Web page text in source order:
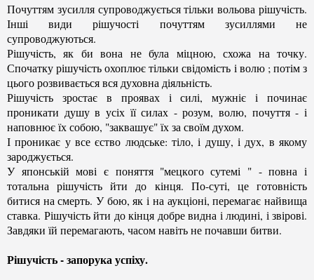
Почуттям зусилля супроводжується тільки вольова рішучість.
Інші види рішучості почуттям зусиллями не
супроводжуються.
Рішучість, як би вона не була міцною, схожа на точку.
Спочатку рішучість охоплює тільки свідомість і волю ; потім з
цього розвивається вся духовна діяльність.
Рішучість зростає в проявах і силі, мужніє і починає
проникати душу в усіх її силах - розум, волю, почуття - і
наповнює їх собою, "заквашує" їх за своїм духом.
І проникає у все єство людське: тіло, і душу, і дух, в якому
зароджується.
У японській мові є поняття "мецкого сутемі " - повна і
тотальна рішучість йти до кінця. По-суті, це готовність
битися на смерть. У бою, як і на аукціоні, перемагає найвища
ставка. Рішучість йти до кінця добре видна і людині, і звірові.
Завдяки їй перемагають, часом навіть не почавши битви.
Рішучість - запорука успіху.